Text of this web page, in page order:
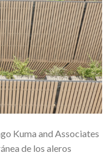
Kuma and Associates
de los aleros